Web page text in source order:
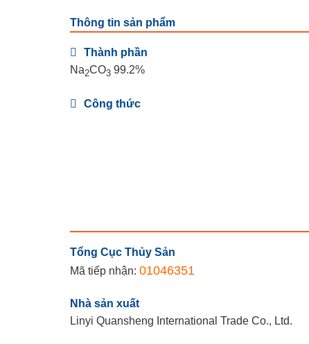
Thông tin sản phẩm
Thành phần
Na2CO399.2%
Công thức
Tổng Cục Thủy Sản
Mã tiếp nhận: 01046351
Nhà sản xuất
Linyi Quansheng International Trade Co., Ltd.